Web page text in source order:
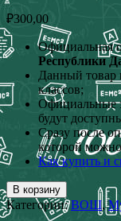
₽300,00
Официальная
Республики
Данный товар
классов;
Официальные
будут
Сразу после
которой
Как купить и
В корзину
Категории:ВОШ,